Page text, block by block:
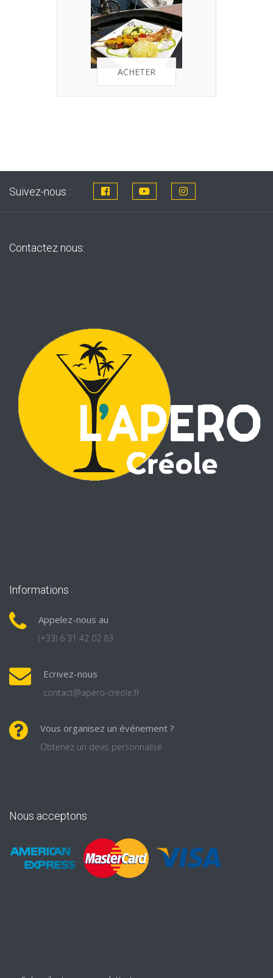
ACHETER
Suivez-nous :
Contactez nous:
Informations
Appelez-nous au
(+33) 6 31 42 02 83
Ecrivez-nous
contact@apero-creole.fr
Vous organisez un événement ?
Obtenez un devis personnalisé
Nous acceptons